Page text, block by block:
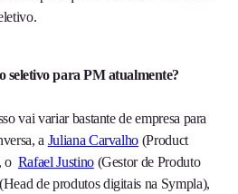
seletivo para PM atualmente?
vai variar bastante de empresa para
a Juliana Carvalho (Product
o Rafael Justino(Gestor de Produto
de produtos digitais na Sympla),